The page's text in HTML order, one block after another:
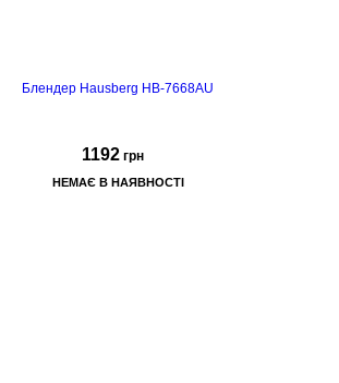
Блендер Hausberg HB-7668AU
1192 грн
НЕМАЄ В НАЯВНОСТІ